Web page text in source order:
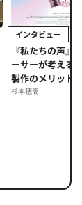
インタビュー
『私たちの声』
ーサーが考える
製作のメリット
杉本穂高